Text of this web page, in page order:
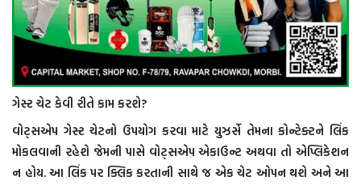
ગેસ્ટ ચેટ કેવી રીતે કામ કરશે?
વોટ્સએપ ગેસ્ટ ચેટનો ઉપયોગ કરવા માટે યુઝર્સે તેમના કોન્ટેક્ટને લિંક
મોકલવાની રહેશે જેમની પાસે વોટ્સએપ એકાઉન્ટ અથવા તો એપ્લિકેશન
ન હોય. આ લિંક પર ક્લિક કરતાની સાથે જ એક ચેટ ઓપન થશે અને આ